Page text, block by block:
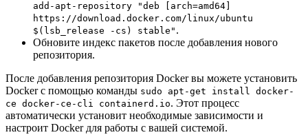
add-apt-repository "deb [arch=amd64]
https://download.docker.com/linux/ubuntu
$(lsb_release -cs) stable" .
Обновите индекс пакетов после добавления нового
репозитория.
После добавления репозитория Docker вы можете установить
Docker с помощью команды sudo apt-get install docker-
ce docker-ce-cli containerd.io. Этот процесс
автоматически установит необходимые зависимости и
настроит Docker для работы с вашей системой.